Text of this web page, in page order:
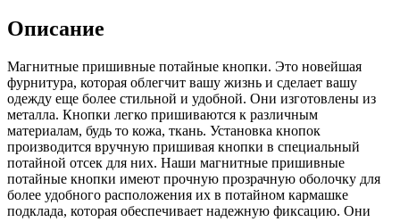
Описание
Магнитные пришивные потайные кнопки. Это новейшая
фурнитура, которая облегчит вашу жизнь и сделает вашу
одежду еще более стильной и удобной. Они изготовлены из
металла. Кнопки легко пришиваются к различным
материалам, будь то кожа, ткань. Установка кнопок
производится вручную пришивая кнопки в специальный
потайной отсек для них. Наши магнитные пришивные
потайные кнопки имеют прочную прозрачную оболочку для
более удобного расположения их в потайном кармашке
подклада, которая обеспечивает надежную фиксацию. Они